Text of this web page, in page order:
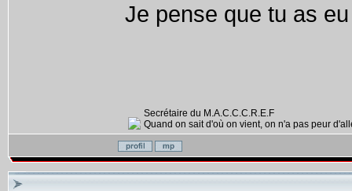
Je pense que tu as
Secrétaire du M.A.C.C.C.R.E.F
Quand on sait d'où on vient, on n'a pas peur